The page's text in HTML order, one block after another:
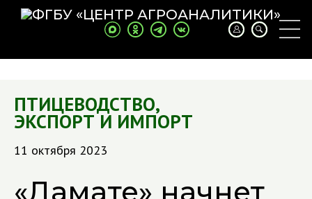
ПТИЦЕВОДСТВО,
ЭКСПОРТ И ИМПОРТ
11 октября 2023
«Дамате» начнет